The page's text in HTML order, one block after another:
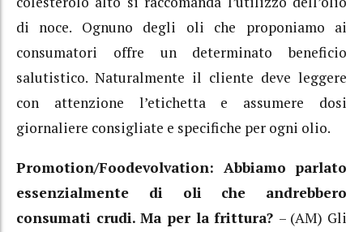
di noce. Ognuno degli oli che proponiamo ai
consumatori offre un determinato beneficio
salutistico. Naturalmente il cliente deve leggere
con attenzione l’etichetta e assumere dosi
giornaliere consigliate e specifiche per ogni olio.
Promotion/Foodevolvation: Abbiamo parlato
essenzialmente di oli che andrebbero
consumati crudi. Ma per la frittura? – (AM) Gli